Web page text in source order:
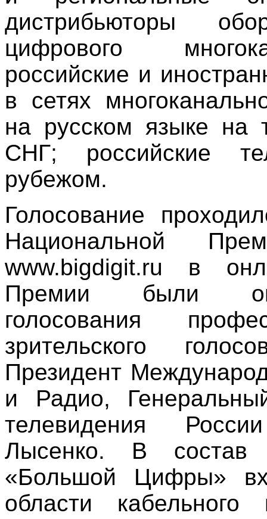
дистрибьюторы
цифрового
российские и
в сетях
на русском языке на
СНГ; российские
рубежом.
Голосование
Национальной
www.bigdigit.ru в
Премии были
голосования
зрительского
Президент
и Радио,
телевидения
Лысенко. В состав
«Большой Цифры»
области